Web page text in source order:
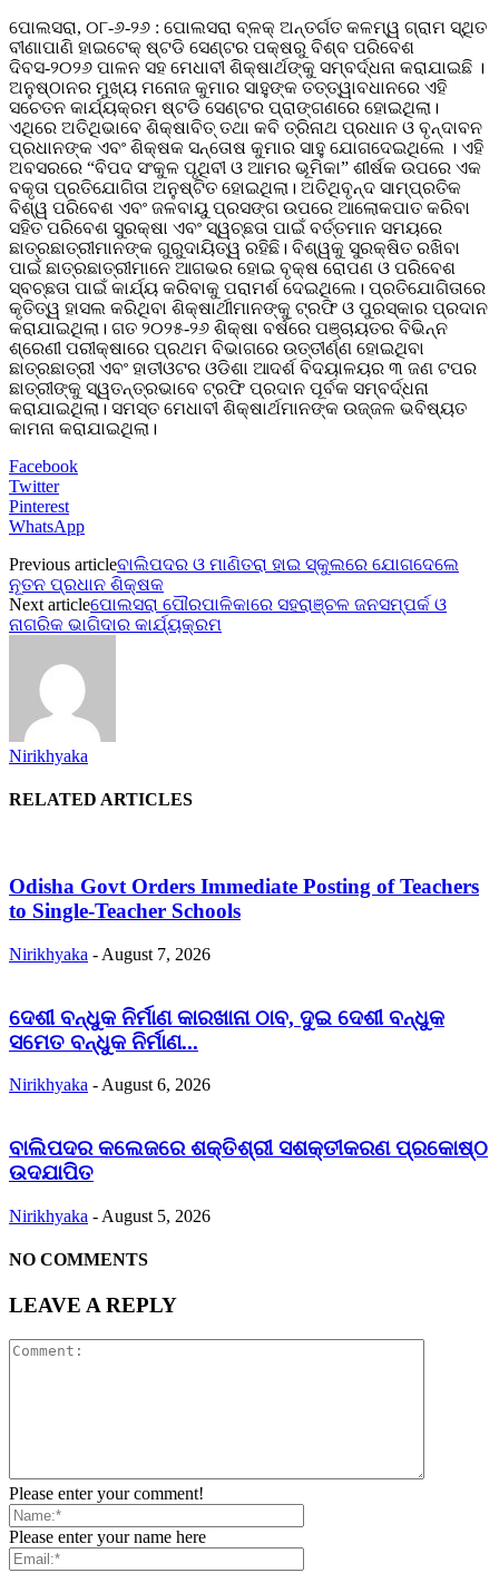
ପୋଲସରା, ୦୮-୬-୨୬ : ପୋଲସରା ବ୍ଳକ୍ ଅନ୍ତର୍ଗତ କଳମ୍ୱ ଗ୍ରାମ ସ୍ଥିତ
ବୀଣାପାଣି ହାଇଟେକ୍ ଷ୍ଟଡି ସେଣ୍ଟର ପକ୍ଷରୁ ବିଶ୍ବ ପରିବେଶ
ଦିବସ-୨୦୨୬ ପାଳନ ସହ ମେଧାବୀ ଶିକ୍ଷାର୍ଥଙ୍କୁ ସମ୍ବର୍ଦ୍ଧନା କରାଯାଇଛି ।
ଅନୁଷ୍ଠାନର ମୁଖ୍ୟ ମନୋଜ କୁମାର ସାହୁଙ୍କ ତତ୍ତ୍ୱାବଧାନରେ ଏହି
ସଚେତନ କାର୍ଯ୍ୟକ୍ରମ ଷ୍ଟଡି ସେଣ୍ଟର ପ୍ରାଙ୍ଗଣରେ ହୋଇଥିଲା।
ଏଥିରେ ଅତିଥିଭାବେ ଶିକ୍ଷାବିତ୍ ତଥା କବି ତ୍ରିନାଥ ପ୍ରଧାନ ଓ ବୃନ୍ଦାବନ
ପ୍ରଧାନଙ୍କ ଏବଂ ଶିକ୍ଷକ ସନ୍ତୋଷ କୁମାର ସାହୁ ଯୋଗଦେଇଥିଲେ । ଏହି
ଅବସରରେ “ବିପଦ ସଂକୁଳ ପୃଥିବୀ ଓ ଆମର ଭୂମିକା” ଶୀର୍ଷକ ଉପରେ ଏକ
ବକୃତା ପ୍ରତିଯୋଗିତା ଅନୁଷ୍ଟିତ ହୋଇଥିଲା। ଅତିଥିବୃନ୍ଦ ସାମ୍ପ୍ରତିକ
ବିଶ୍ୱ ପରିବେଶ ଏବଂ ଜଳବାୟୁ ପ୍ରସଙ୍ଗ ଉପରେ ଆଲୋକପାତ କରିବା
ସହିତ ପରିବେଶ ସୁରକ୍ଷା ଏବଂ ସ୍ୱଚ୍ଛତା ପାଇଁ ବର୍ତ୍ତମାନ ସମୟରେ
ଛାତ୍ରଛାତ୍ରୀମାନଙ୍କ ଗୁରୁଦାୟିତ୍ୱ ରହିଛି। ବିଶ୍ୱକୁ ସୁରକ୍ଷିତ ରଖିବା
ପାଇଁ ଛାତ୍ରଛାତ୍ରୀମାନେ ଆଗଭର ହୋଇ ବୃକ୍ଷ ରୋପଣ ଓ ପରିବେଶ
ସ୍ବଚ୍ଛତା ପାଇଁ କାର୍ଯ୍ୟ କରିବାକୁ ପରାମର୍ଶ ଦେଇଥିଲେ। ପ୍ରତିଯୋଗିତାରେ
କୃତିତ୍ୱ ହାସଲ କରିଥିବା ଶିକ୍ଷାର୍ଥୀମାନଙ୍କୁ ଟ୍ରଫି ଓ ପୁରସ୍କାର ପ୍ରଦାନ
କରାଯାଇଥିଲା। ଗତ ୨୦୨୫-୨୬ ଶିକ୍ଷା ବର୍ଷରେ ପଞ୍ଚାୟତର ବିଭିନ୍ନ
ଶ୍ରେଣୀ ପରୀକ୍ଷାରେ ପ୍ରଥମ ବିଭାଗରେ ଉତ୍ତୀର୍ଣ୍ଣ ହୋଇଥିବା
ଛାତ୍ରଛାତ୍ରୀ ଏବଂ ହାତୀଓଟର ଓଡିଶା ଆଦର୍ଶ ବିଦୟାଳୟର ୩ ଜଣ ଟପର
ଛାତ୍ରୀଙ୍କୁ ସ୍ୱତନ୍ତ୍ରଭାବେ ଟ୍ରଫି ପ୍ରଦାନ ପୂର୍ବକ ସମ୍ବର୍ଦ୍ଧନା
କରାଯାଇଥିଲା। ସମସ୍ତ ମେଧାବୀ ଶିକ୍ଷାର୍ଥମାନଙ୍କ ଉଜ୍ଜଳ ଭବିଷ୍ୟତ
କାମନା କରାଯାଇଥିଲା।
Facebook
Twitter
Pinterest
WhatsApp
Previous articleବାଲିପଦର ଓ ମାଣିତରା ହାଇ ସ୍କୁଲରେ ଯୋଗଦେଲେ
ନୂତନ ପ୍ରଧାନ ଶିକ୍ଷକ
Next articleପୋଲସରା ପୌରପାଳିକାରେ ସହରାଞ୍ଚଳ ଜନସମ୍ପର୍କ ଓ
ନାଗରିକ ଭାଗିଦାର କାର୍ଯ୍ୟକ୍ରମ
Nirikhyaka
RELATED ARTICLES
Odisha Govt Orders Immediate Posting of Teachers
to Single-Teacher Schools
Nirikhyaka - August 7, 2026
ଦେଶୀ ବନ୍ଧୁକ ନିର୍ମାଣ କାରଖାନା ଠାବ, ଦୁଇ ଦେଶୀ ବନ୍ଧୁକ
ସମେତ ବନ୍ଧୁକ ନିର୍ମାଣ...
Nirikhyaka - August 6, 2026
ବାଲିପଦର କଲେଜରେ ଶକ୍ତିଶ୍ରୀ ସଶକ୍ତୀକରଣ ପ୍ରକୋଷ୍ଠ
ଉଦଯାପିତ
Nirikhyaka - August 5, 2026
NO COMMENTS
LEAVE A REPLY
Please enter your comment!
Please enter your name here